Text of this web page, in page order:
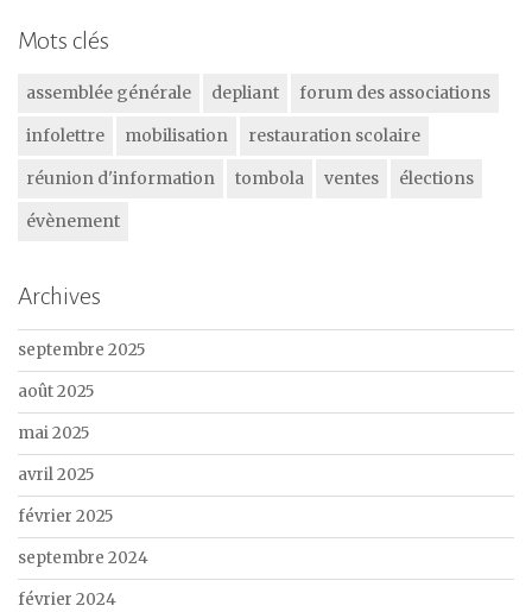
Mots clés
assemblée générale depliant
forum des associations
infolettre
mobilisation
restauration scolaire
réunion d'information
tombola ventes
élections
évènement
Archives
septembre 2025
août 2025
mai 2025
avril 2025
février 2025
septembre 2024
février 2024